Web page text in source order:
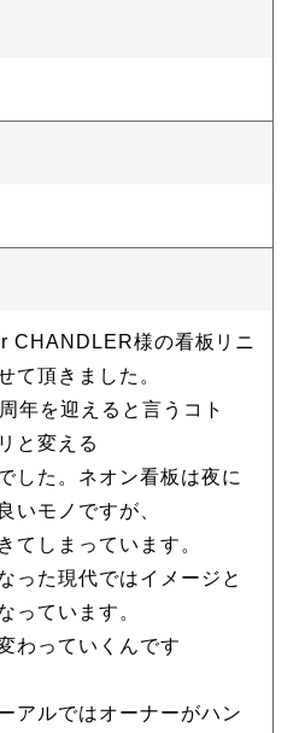
CHANDLER様の看板リニ
て頂きました。
年を迎えると言うコト
と変える
した。ネオン看板は夜に
いモノですが、
てしまっています。
った現代ではイメージと
っています。
わっていくんです
アルではオーナーがハン